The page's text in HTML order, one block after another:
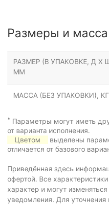
Размеры и масса
РАЗМЕР (В УПАКОВКЕ, Д Х
ММ
МАССА (БЕЗ УПАКОВКИ), КГ
* Параметры могут иметь
от варианта исполнения.
Цветом
выделены
отличается от базового
Приведённая здесь
офертой. Все
характер и могут
уведомления. Для уточнения